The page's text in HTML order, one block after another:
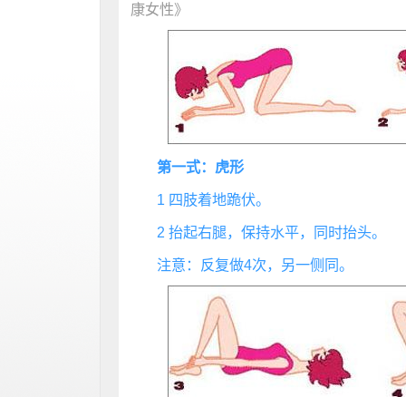
康女性》
第一式：虎形
1 四肢着地跪伏。
2 抬起右腿，保持水平，同时抬头。
注意：反复做4次，另一侧同。